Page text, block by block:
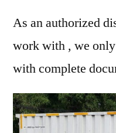
As an authorized
work with , we
with complete